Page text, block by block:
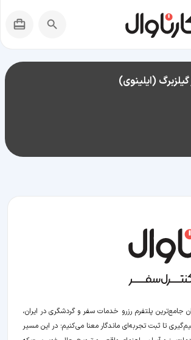
بهگیلزبرگ (ایلینوی)
(ایلینوی)
جامع‌ترین پلتفرم رزرو خدمات سفر و گردشگری در ایران،
تا ثبت تجربه‌ای ماندگار معنا می‌کنیم؛ در این مسیر‍